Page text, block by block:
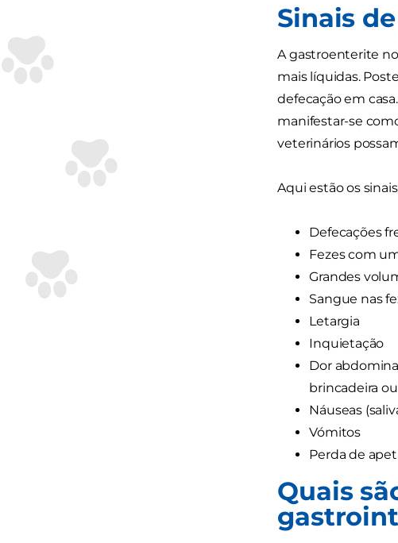
Sinais
A gastroenterite
mais líquidas.
defecação em
manifestar-se
veterinários
Aqui estão os
Defecações
Fezes com
Grandes
Sangue nas
Letargia
Inquietação
Dor
brincadeira
Náuseas
Vómitos
Perda de
Quais